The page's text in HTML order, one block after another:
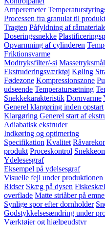
Amperemeter
Processen fra granulat til produkt
Tragten Påfyldning af
Doseringssnekke
Opvarmning af cylinderen
Friktionsvarme
Modtryksfilter/-si
Ekstruderingsværktøj Køling
Fødezone Kompressionszone
udseende Temperatursætning
Snekkekarakteristik Dornvarme
Generel klargøring inden opstart
Klargøring Generel start af
Adiabatisk ekstruder
Indkøring og optimering
Specifikation Kvalitet
produkt Proceskontrol
Ydelesesgraf
Eksempel på ydelsesgraf
Visuelle fejl under produktionen
Ridser Skæg på dysen
overflade Matte striåber på
Synlige spor efter dornholder
Godstykkelsesændring under
Værktøjer og hjælpeudstyr